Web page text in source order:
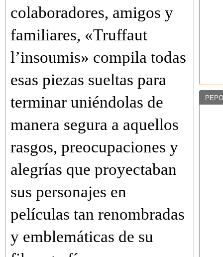
colaboradores, amigos y
familiares, «Truffaut
l’insoumis» compila todas
esas piezas sueltas para
terminar uniéndolas de
manera segura a aquellos
rasgos, preocupaciones y
alegrías que proyectaban
sus personajes en
películas tan renombradas
y emblemáticas de su